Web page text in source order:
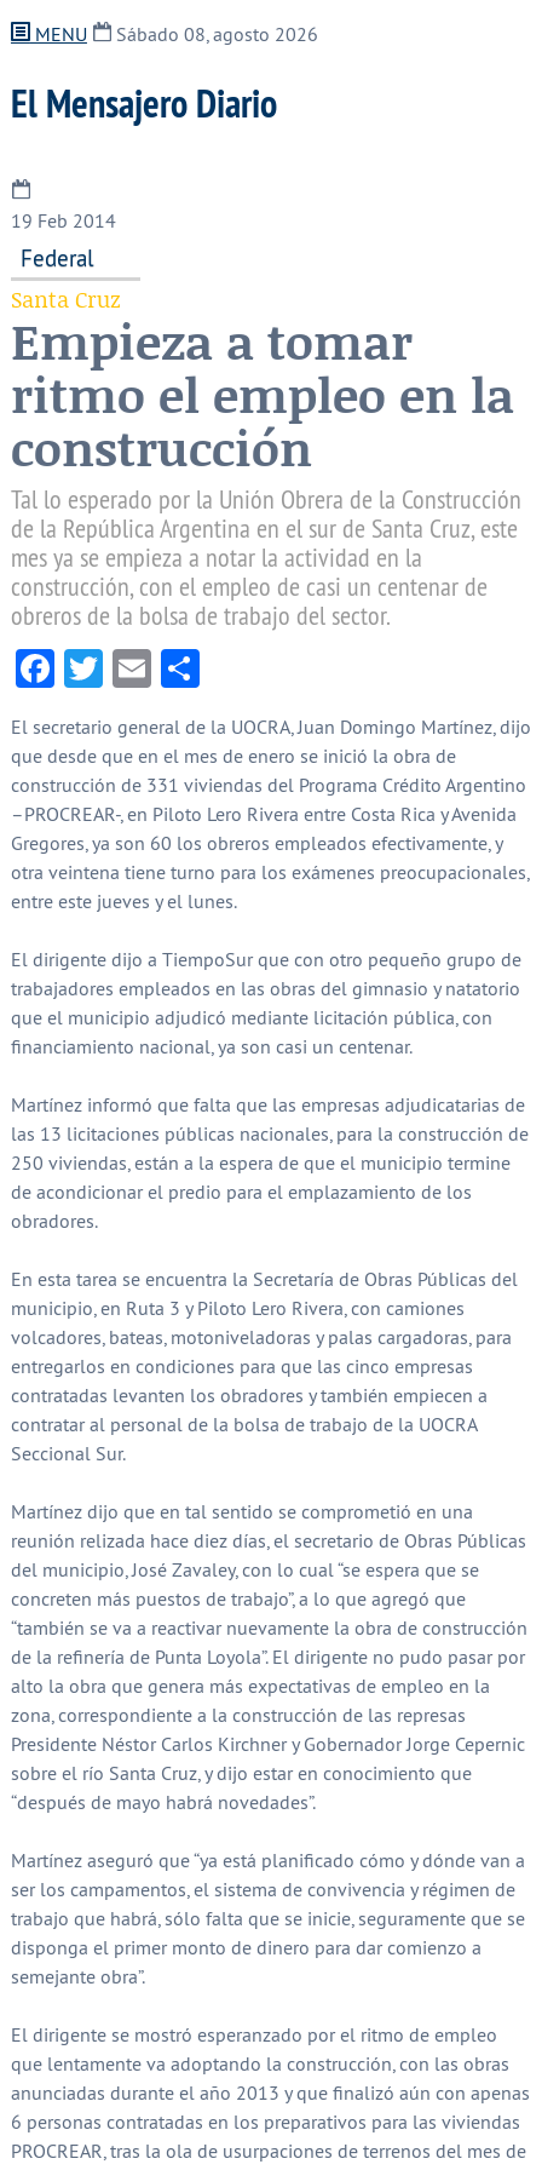
MENU Sábado 08, agosto 2026
El Mensajero Diario
19 Feb 2014
Federal
Santa Cruz
Empieza a tomar
ritmo el empleo en la
construcción
Tal lo esperado por la Unión Obrera de la Construcción
de la República Argentina en el sur de Santa Cruz, este
mes ya se empieza a notar la actividad en la
construcción, con el empleo de casi un centenar de
obreros de la bolsa de trabajo del sector.
Facebook
Twitter
EmailCompartir
El secretario general de la UOCRA, Juan Domingo Martínez, dijo
que desde que en el mes de enero se inició la obra de
construcción de 331 viviendas del Programa Crédito Argentino
–PROCREAR-, en Piloto Lero Rivera entre Costa Rica y Avenida
Gregores, ya son 60 los obreros empleados efectivamente, y
otra veintena tiene turno para los exámenes preocupacionales,
entre este jueves y el lunes.
El dirigente dijo a TiempoSur que con otro pequeño grupo de
trabajadores empleados en las obras del gimnasio y natatorio
que el municipio adjudicó mediante licitación pública, con
financiamiento nacional, ya son casi un centenar.
Martínez informó que falta que las empresas adjudicatarias de
las 13 licitaciones públicas nacionales, para la construcción de
250 viviendas, están a la espera de que el municipio termine
de acondicionar el predio para el emplazamiento de los
obradores.
En esta tarea se encuentra la Secretaría de Obras Públicas del
municipio, en Ruta 3 y Piloto Lero Rivera, con camiones
volcadores, bateas, motoniveladoras y palas cargadoras, para
entregarlos en condiciones para que las cinco empresas
contratadas levanten los obradores y también empiecen a
contratar al personal de la bolsa de trabajo de la UOCRA
Seccional Sur.
Martínez dijo que en tal sentido se comprometió en una
reunión relizada hace diez días, el secretario de Obras Públicas
del municipio, José Zavaley, con lo cual “se espera que se
concreten más puestos de trabajo”, a lo que agregó que
“también se va a reactivar nuevamente la obra de construcción
de la refinería de Punta Loyola”. El dirigente no pudo pasar por
alto la obra que genera más expectativas de empleo en la
zona, correspondiente a la construcción de las represas
Presidente Néstor Carlos Kirchner y Gobernador Jorge Cepernic
sobre el río Santa Cruz, y dijo estar en conocimiento que
“después de mayo habrá novedades”.
Martínez aseguró que “ya está planificado cómo y dónde van a
ser los campamentos, el sistema de convivencia y régimen de
trabajo que habrá, sólo falta que se inicie, seguramente que se
disponga el primer monto de dinero para dar comienzo a
semejante obra”.
El dirigente se mostró esperanzado por el ritmo de empleo
que lentamente va adoptando la construcción, con las obras
anunciadas durante el año 2013 y que finalizó aún con apenas
6 personas contratadas en los preparativos para las viviendas
PROCREAR, tras la ola de usurpaciones de terrenos del mes de